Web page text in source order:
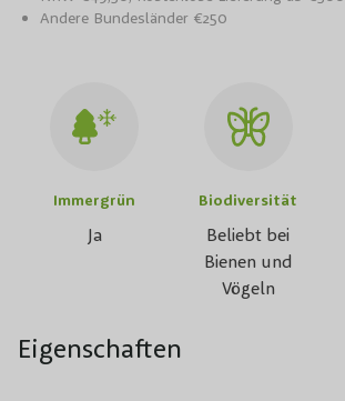
Andere Bundesländer €250
Immergrün
Ja
Biodiversität
Beliebt bei
Bienen und
Vögeln
Eigenschaften